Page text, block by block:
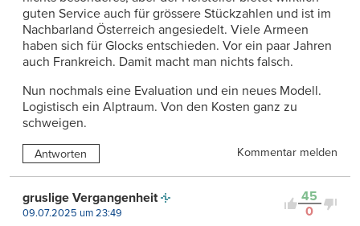
guten Service auch für grössere Stückzahlen und ist im
Nachbarland Österreich angesiedelt. Viele Armeen
haben sich für Glocks entschieden. Vor ein paar Jahren
auch Frankreich. Damit macht man nichts falsch.
Nun nochmals eine Evaluation und ein neues Modell.
Logistisch ein Alptraum. Von den Kosten ganz zu
schweigen.
Antworten Kommentar melden
45
0
gruslige Vergangenheit
09.07.2025 um 23:49